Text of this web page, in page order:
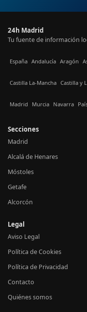
24h Madrid
Tu fuente de información
España Andalucía Aragón
Castilla La-Mancha Castilla y
Madrid Murcia Navarra
Secciones
Madrid
Alcalá de Henares
Móstoles
Getafe
Alcorcón
Legal
Aviso Legal
Política de Cookies
Política de Privacidad
Contacto
Quiénes somos